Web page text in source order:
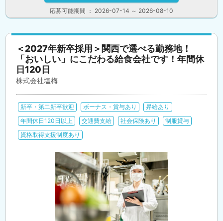
応募可能期間 ： 2026-07-14 ～ 2026-08-10
＜2027年新卒採用＞関西で選べる勤務地！
「おいしい」にこだわる給食会社です！年間休
日120日
株式会社塩梅
新卒・第二新卒歓迎 ボーナス・賞与あり
昇給あり
年間休日120日以上
交通費支給 社会保険あり
制服貸与
資格取得支援制度あり